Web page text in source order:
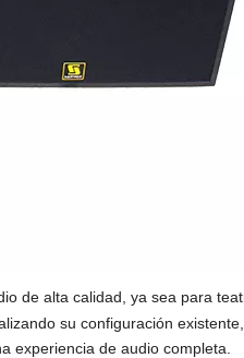
de alta calidad, ya sea para
su configuración
experiencia de audio completa.